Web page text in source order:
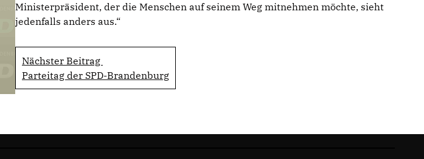
Ministerpräsident, der die Menschen auf seinem Weg mitnehmen möchte, sieht
jedenfalls anders aus.“
Nächster Beitrag
Parteitag der SPD-Brandenburg